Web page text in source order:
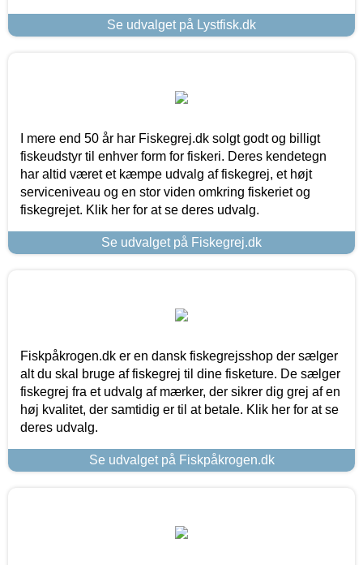
Se udvalget på Lystfisk.dk
I mere end 50 år har Fiskegrej.dk solgt godt og billigt
fiskeudstyr til enhver form for fiskeri. Deres kendetegn
har altid været et kæmpe udvalg af fiskegrej, et højt
serviceniveau og en stor viden omkring fiskeriet og
fiskegrejet. Klik her for at se deres udvalg.
Se udvalget på Fiskegrej.dk
Fiskpåkrogen.dk er en dansk fiskegrejsshop der sælger
alt du skal bruge af fiskegrej til dine fisketure. De sælger
fiskegrej fra et udvalg af mærker, der sikrer dig grej af en
høj kvalitet, der samtidig er til at betale. Klik her for at se
deres udvalg.
Se udvalget på Fiskpåkrogen.dk